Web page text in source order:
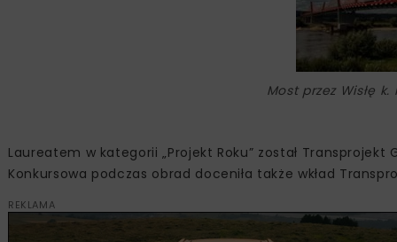
Most przez Wisłę
Laureatem w kategorii „Projekt Roku” został Transprojekt
Konkursowa podczas obrad doceniła także wkład
REKLAMA